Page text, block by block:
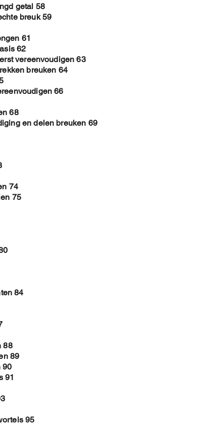
getal 58
breuk 59
61
62
vereenvoudigen 63
breuken 64
66
68
en delen breuken 69
74
75
84
88
89
90
91
95